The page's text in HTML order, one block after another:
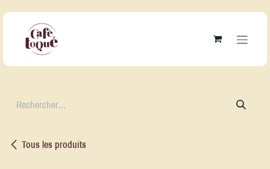
Tous les produits